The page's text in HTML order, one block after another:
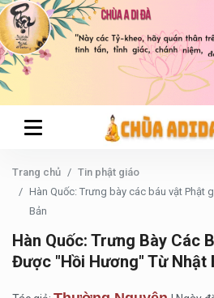
Trang chủ
Tin phật giáo
Hàn Quốc: Trưng bày các báu vật Phật
Bản
Hàn Quốc: Trưng Bày Các
Được "hồi Hương" Từ Nhật